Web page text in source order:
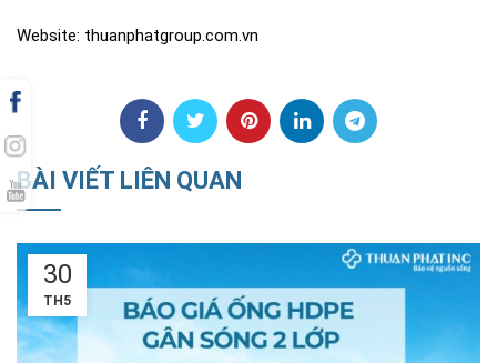
Website: thuanphatgroup.com.vn
BÀI VIẾT LIÊN QUAN
18
TH5